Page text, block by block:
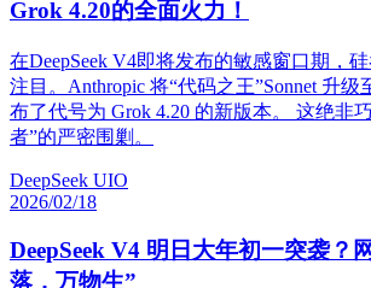
Grok 4.20的全面火力！
在DeepSeek V4即将发布的敏感窗口期，
注目。Anthropic 将“代码之王”Sonnet 升
布了代号为 Grok 4.20 的新版本。 这绝非
者”的严密围剿。
DeepSeek UIO
2026/02/18
DeepSeek V4 明日大年初一突袭？
落，万物生”